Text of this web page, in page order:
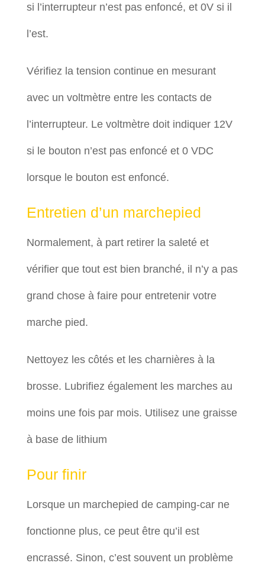
si l’interrupteur n’est pas enfoncé, et 0V si il
l’est.
Vérifiez la tension continue en mesurant
avec un voltmètre entre les contacts de
l’interrupteur. Le voltmètre doit indiquer 12V
si le bouton n’est pas enfoncé et 0 VDC
lorsque le bouton est enfoncé.
Entretien d’un marchepied
Normalement, à part retirer la saleté et
vérifier que tout est bien branché, il n’y a pas
grand chose à faire pour entretenir votre
marche pied.
Nettoyez les côtés et les charnières à la
brosse. Lubrifiez également les marches au
moins une fois par mois. Utilisez une graisse
à base de lithium
Pour finir
Lorsque un marchepied de camping-car ne
fonctionne plus, ce peut être qu’il est
encrassé. Sinon, c’est souvent un problème